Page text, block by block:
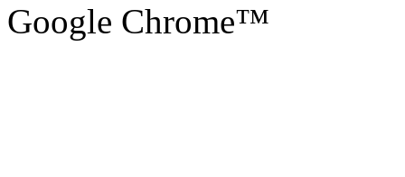
Google Chrome™